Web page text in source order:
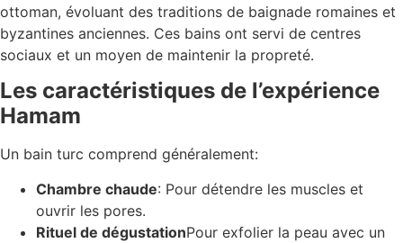
ottoman, évoluant des traditions de baignade romaines et
byzantines anciennes. Ces bains ont servi de centres
sociaux et un moyen de maintenir la propreté.
Les caractéristiques de l’expérience
Hamam
Un bain turc comprend généralement:
Chambre chaude: Pour détendre les muscles et
ouvrir les pores.
Rituel de dégustationPour exfolier la peau avec un